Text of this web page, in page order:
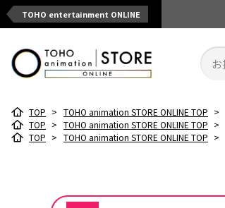
TOHO entertainment ONLINE
TOP > TOHO animation STORE ONLINE TOP >
TOP > TOHO animation STORE ONLINE TOP >
TOP > TOHO animation STORE ONLINE TOP >